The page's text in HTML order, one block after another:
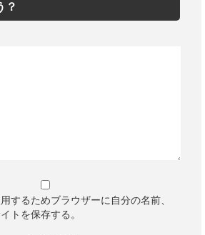
？
するためブラウザーに自分の名前、
トを保存する。